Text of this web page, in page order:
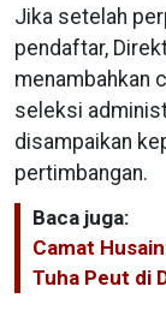
Jika setelah
pendaftar,
menambahkan
seleksi
disampaikan
pertimbangan.
Baca juga:
Camat
Tuha Peut di